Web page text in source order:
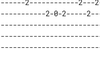
2------------2---
2-0-2-----